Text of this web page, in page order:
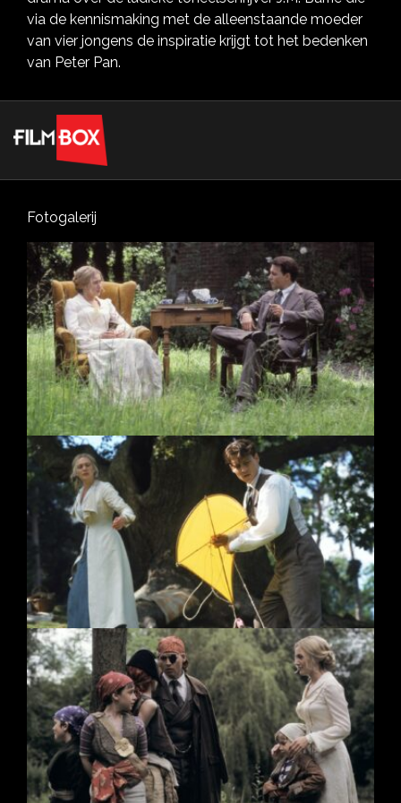
via de kennismaking met de alleenstaande moeder
van vier jongens de inspiratie krijgt tot het bedenken
van Peter Pan.
Fotogalerij